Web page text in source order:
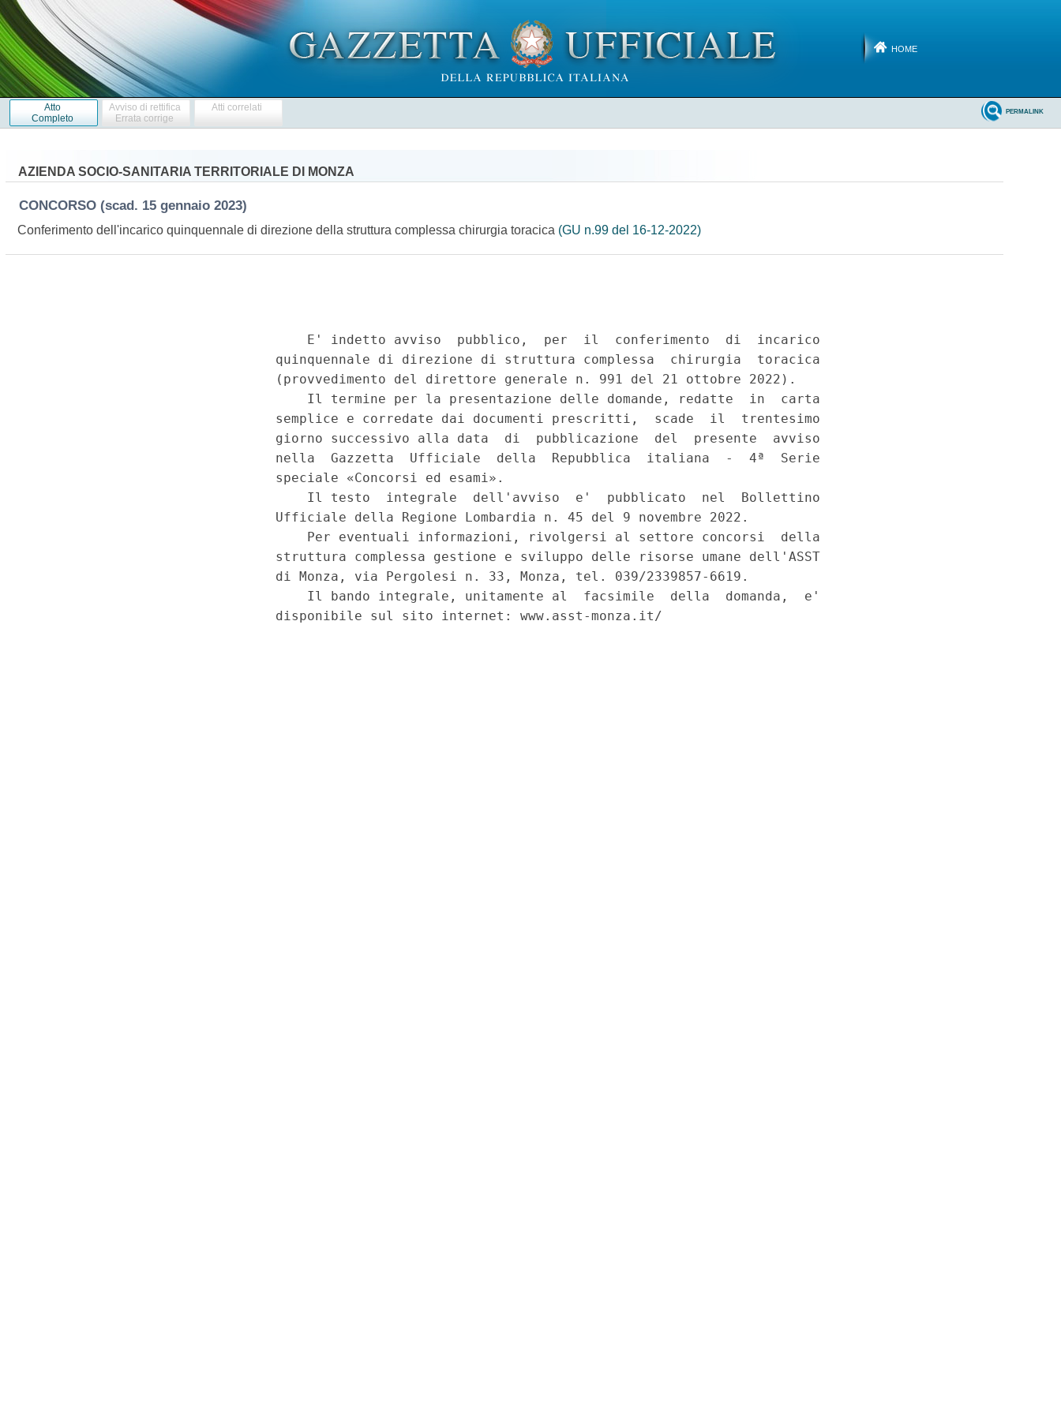
HOME
Atto
Completo
Avviso di rettifica
Errata corrige
Atti correlati PERMALINK
AZIENDA SOCIO-SANITARIA TERRITORIALE DI MONZA
CONCORSO (scad. 15 gennaio 2023)
Conferimento dell'incarico quinquennale di direzione della struttura complessa chirurgia toracica (GU n.99 del 16-12-2022)